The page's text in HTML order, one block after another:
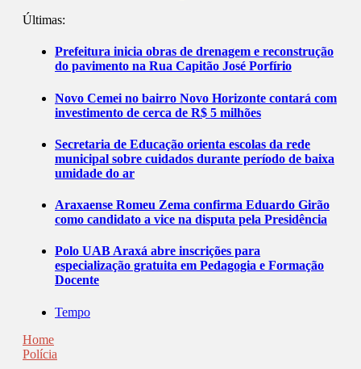
Últimas:
Prefeitura inicia obras de drenagem e reconstrução
do pavimento na Rua Capitão José Porfírio
Novo Cemei no bairro Novo Horizonte contará com
investimento de cerca de R$ 5 milhões
Secretaria de Educação orienta escolas da rede
municipal sobre cuidados durante período de baixa
umidade do ar
Araxaense Romeu Zema confirma Eduardo Girão
como candidato a vice na disputa pela Presidência
Polo UAB Araxá abre inscrições para
especialização gratuita em Pedagogia e Formação
Docente
Tempo
Home
Polícia